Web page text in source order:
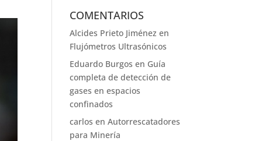
COMENTARIOS
Alcides Prieto Jiménez en
Flujómetros Ultrasónicos
Eduardo Burgos en Guía
completa de detección de
gases en espacios
confinados
carlos enAutorrescatadores
para Minería